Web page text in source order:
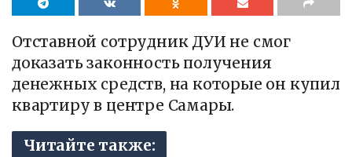
Отставной сотрудник ДУИ не смог
доказать законность получения
денежных средств, на которые он купил
квартиру в центре Самары.
Читайте также: